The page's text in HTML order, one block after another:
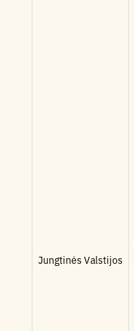
Jungtinės Valstijos